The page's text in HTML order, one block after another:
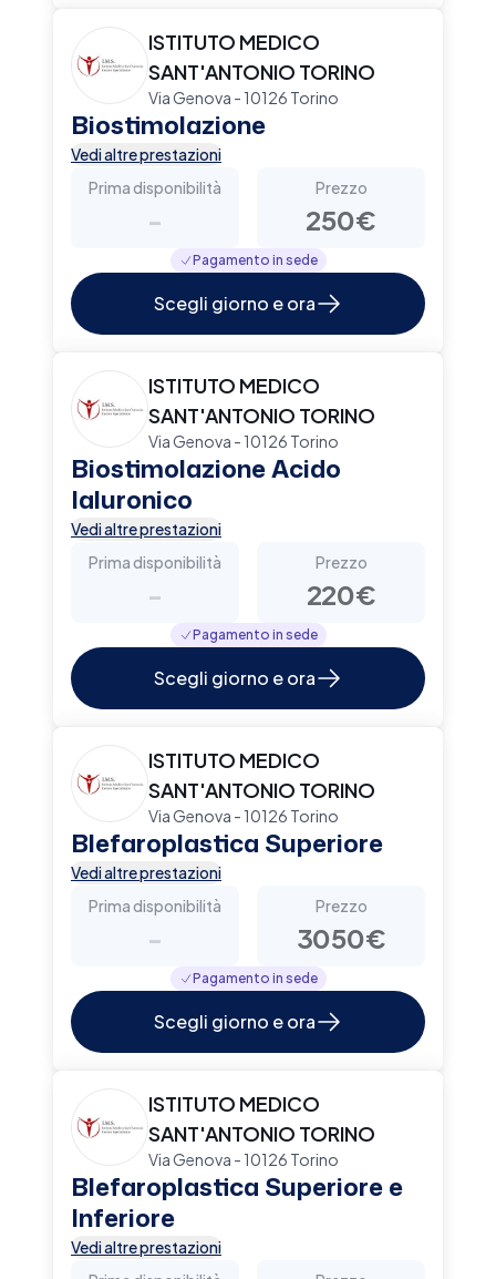
ISTITUTO MEDICO
SANT'ANTONIO TORINO
Via Genova - 10126 Torino
Biostimolazione
Vedi altre prestazioni
Prima disponibilità
-
Prezzo
250€
Pagamento in sede
Scegli giorno e ora
ISTITUTO MEDICO
SANT'ANTONIO TORINO
Via Genova - 10126 Torino
Biostimolazione Acido
Ialuronico
Vedi altre prestazioni
Prima disponibilità
-
Prezzo
220€
Pagamento in sede
Scegli giorno e ora
ISTITUTO MEDICO
SANT'ANTONIO TORINO
Via Genova - 10126 Torino
Blefaroplastica Superiore
Vedi altre prestazioni
Prima disponibilità
-
Prezzo
3050€
Pagamento in sede
Scegli giorno e ora
ISTITUTO MEDICO
SANT'ANTONIO TORINO
Via Genova - 10126 Torino
Blefaroplastica Superiore e
Inferiore
Vedi altre prestazioni